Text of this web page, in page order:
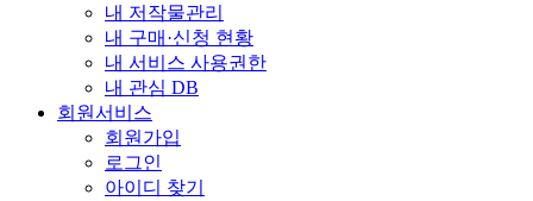
내 저작물관리
내 구매·신청 현황
내 서비스 사용권한
내 관심 DB
회원서비스
회원가입
로그인
아이디 찾기